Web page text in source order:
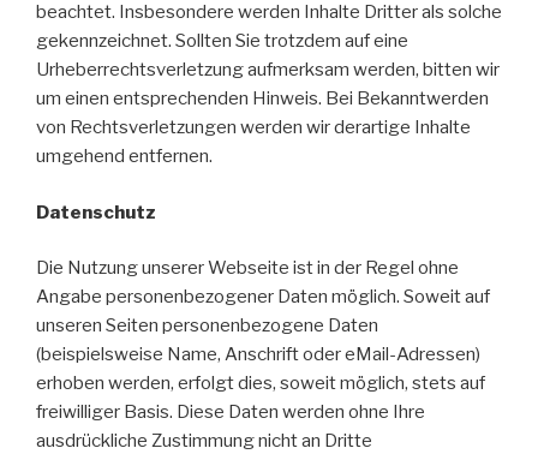
beachtet. Insbesondere werden Inhalte Dritter als solche
gekennzeichnet. Sollten Sie trotzdem auf eine
Urheberrechtsverletzung aufmerksam werden, bitten wir
um einen entsprechenden Hinweis. Bei Bekanntwerden
von Rechtsverletzungen werden wir derartige Inhalte
umgehend entfernen.
Datenschutz
Die Nutzung unserer Webseite ist in der Regel ohne
Angabe personenbezogener Daten möglich. Soweit auf
unseren Seiten personenbezogene Daten
(beispielsweise Name, Anschrift oder eMail-Adressen)
erhoben werden, erfolgt dies, soweit möglich, stets auf
freiwilliger Basis. Diese Daten werden ohne Ihre
ausdrückliche Zustimmung nicht an Dritte